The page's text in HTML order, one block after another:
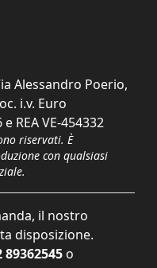
Alessandro Poerio,
i.v. Euro
REA VE-454332
riservati. È
con qualsiasi
il nostro
disposizione.
89362545 o